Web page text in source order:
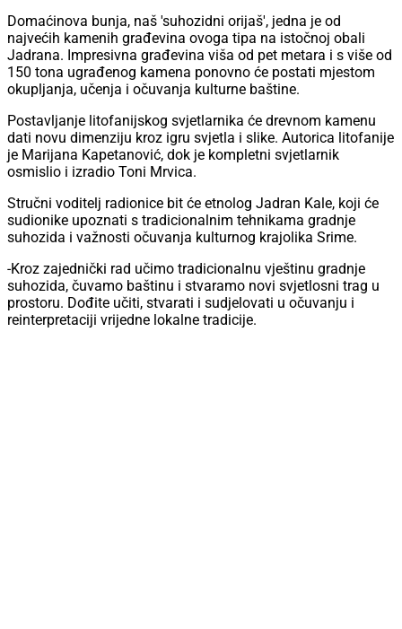
Domaćinova bunja, naš 'suhozidni orijaš', jedna je od
najvećih kamenih građevina ovoga tipa na istočnoj obali
Jadrana. Impresivna građevina viša od pet metara i s više od
150 tona ugrađenog kamena ponovno će postati mjestom
okupljanja, učenja i očuvanja kulturne baštine.
Postavljanje litofanijskog svjetlarnika će drevnom kamenu
dati novu dimenziju kroz igru svjetla i slike. Autorica litofanije
je Marijana Kapetanović, dok je kompletni svjetlarnik
osmislio i izradio Toni Mrvica.
Stručni voditelj radionice bit će etnolog Jadran Kale, koji će
sudionike upoznati s tradicionalnim tehnikama gradnje
suhozida i važnosti očuvanja kulturnog krajolika Srime.
-Kroz zajednički rad učimo tradicionalnu vještinu gradnje
suhozida, čuvamo baštinu i stvaramo novi svjetlosni trag u
prostoru. Dođite učiti, stvarati i sudjelovati u očuvanju i
reinterpretaciji vrijedne lokalne tradicije.